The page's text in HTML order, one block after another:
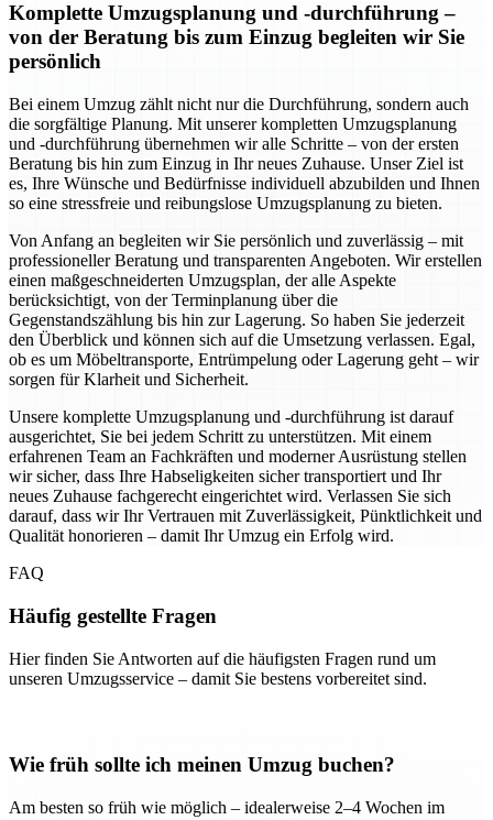
Komplette Umzugsplanung und -durchführung –
von der Beratung bis zum Einzug begleiten wir Sie
persönlich
Bei einem Umzug zählt nicht nur die Durchführung, sondern auch
die sorgfältige Planung. Mit unserer kompletten Umzugsplanung
und -durchführung übernehmen wir alle Schritte – von der ersten
Beratung bis hin zum Einzug in Ihr neues Zuhause. Unser Ziel ist
es, Ihre Wünsche und Bedürfnisse individuell abzubilden und Ihnen
so eine stressfreie und reibungslose Umzugsplanung zu bieten.
Von Anfang an begleiten wir Sie persönlich und zuverlässig – mit
professioneller Beratung und transparenten Angeboten. Wir erstellen
einen maßgeschneiderten Umzugsplan, der alle Aspekte
berücksichtigt, von der Terminplanung über die
Gegenstandszählung bis hin zur Lagerung. So haben Sie jederzeit
den Überblick und können sich auf die Umsetzung verlassen. Egal,
ob es um Möbeltransporte, Entrümpelung oder Lagerung geht – wir
sorgen für Klarheit und Sicherheit.
Unsere komplette Umzugsplanung und -durchführung ist darauf
ausgerichtet, Sie bei jedem Schritt zu unterstützen. Mit einem
erfahrenen Team an Fachkräften und moderner Ausrüstung stellen
wir sicher, dass Ihre Habseligkeiten sicher transportiert und Ihr
neues Zuhause fachgerecht eingerichtet wird. Verlassen Sie sich
darauf, dass wir Ihr Vertrauen mit Zuverlässigkeit, Pünktlichkeit und
Qualität honorieren – damit Ihr Umzug ein Erfolg wird.
FAQ
Häufig gestellte Fragen
Hier finden Sie Antworten auf die häufigsten Fragen rund um
unseren Umzugsservice – damit Sie bestens vorbereitet sind.
Wie früh sollte ich meinen Umzug buchen?
Am besten so früh wie möglich – idealerweise 2–4 Wochen im